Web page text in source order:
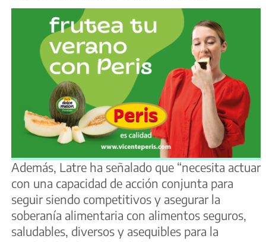
Además, Latre ha señalado que “necesita actuar
con una capacidad de acción conjunta para
seguir siendo competitivos y asegurar la
soberanía alimentaria con alimentos seguros,
saludables, diversos y asequibles para la